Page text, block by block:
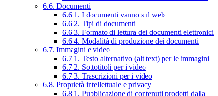
6.6. Documenti
6.6.1. I documenti vanno sul web
6.6.2. Tipi di documenti
6.6.3. Formato di lettura dei documenti elettronici
6.6.4. Modalità di produzione dei documenti
6.7. Immagini e video
6.7.1. Testo alternativo (alt text) per le immagini
6.7.2. Sottotitoli per i video
6.7.3. Trascrizioni per i video
6.8. Proprietà intellettuale e privacy
6.8.1. Pubblicazione di contenuti prodotti dalla